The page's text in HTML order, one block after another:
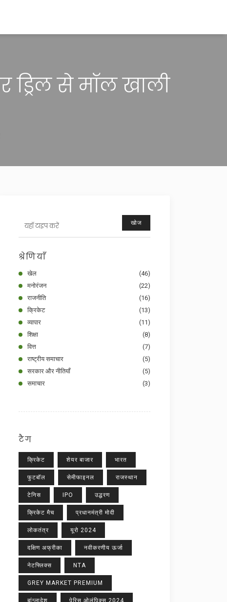
ड्रिल से मॉल खाली
खोज
श्रेणियाँ
खेल
(46)
मनोरंजन
(22)
राजनीति
(16)
क्रिकेट
(13)
व्यापार
(11)
शिक्षा
(8)
वित्त
(7)
राष्ट्रीय समाचार
(5)
सरकार और नीतियाँ
(5)
समाचार
(3)
टैग
क्रिकेट शेयर बाजार भारत
फुटबॉल सेमीफाइनल राजस्थान
टेनिस IPO उद्धरण
क्रिकेट मैच प्रधानमंत्री मोदी
लोकतंत्र यूरो 2024
दक्षिण अफ्रीका नवीकरणीय ऊर्जा
नेटफ्लिक्स NTA
GREY MARKET PREMIUM
बांग्लादेश पेरिस ओलंपिक्स 2024